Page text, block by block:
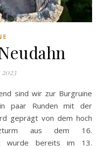
paar Runden mit der
geprägt von dem hoch
aus dem 16.
wurde bereits im 13.